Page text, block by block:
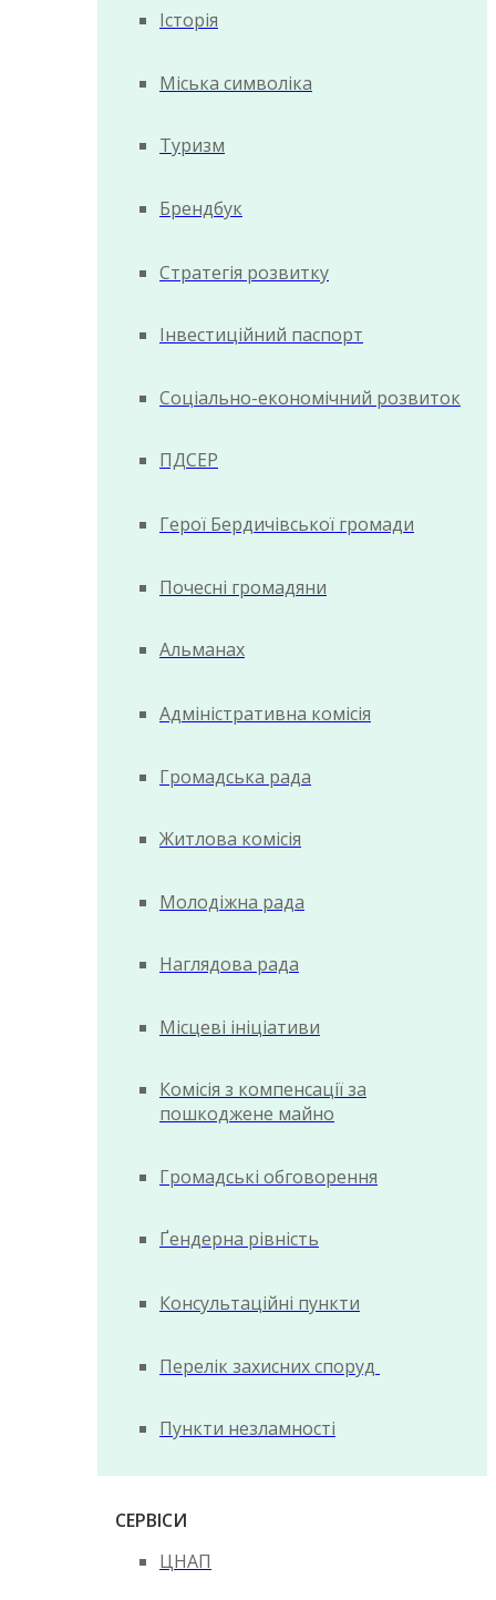
Історія
Міська символіка
Туризм
Брендбук
Стратегія розвитку
Інвестиційний паспорт
Соціально-економічний розвиток
ПДСЕР
Герої Бердичівської громади
Почесні громадяни
Альманах
Адміністративна комісія
Громадська рада
Житлова комісія
Молодіжна рада
Наглядова рада
Місцеві ініціативи
Комісія з компенсації за
пошкоджене майно
Громадські обговорення
Ґендерна рівність
Консультаційні пункти
Перелік захисних споруд
Пункти незламності
СЕРВІСИ
ЦНАП